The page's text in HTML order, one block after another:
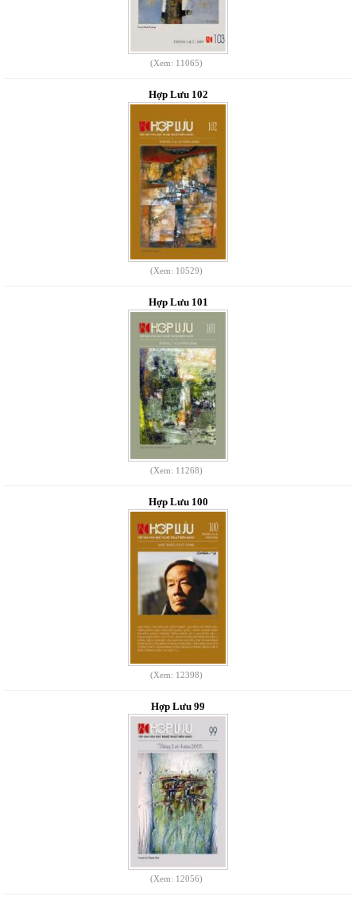
(Xem: 11065)
Hợp Lưu 102
(Xem: 10529)
Hợp Lưu 101
(Xem: 11268)
Hợp Lưu 100
(Xem: 12398)
Hợp Lưu 99
(Xem: 12056)